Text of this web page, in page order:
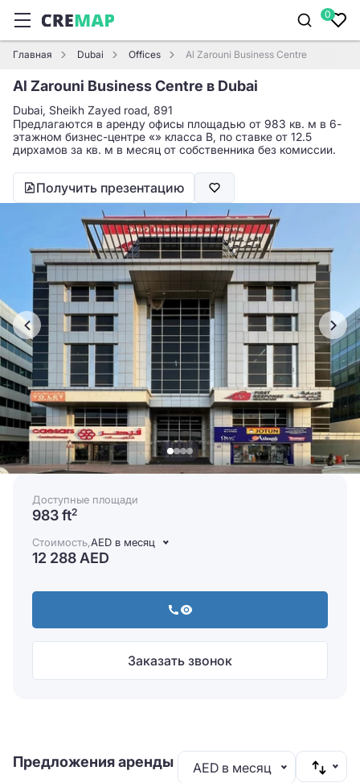
0
Главная Dubai Offices Al Zarouni Business Centre
Al Zarouni Business Centre в Dubai
Dubai, Sheikh Zayed road, 891
Предлагаются в аренду офисы площадью от 983 кв. м в 6-
этажном бизнес-центре «» класса B, по ставке от 12.5
дирхамов за кв. м в месяц от собственника без комиссии.
Получить презентацию
Доступные площади
983 ft2
Стоимость,AED в месяц
12 288 AED
Заказать звонок
Предложения аренды AED в месяц